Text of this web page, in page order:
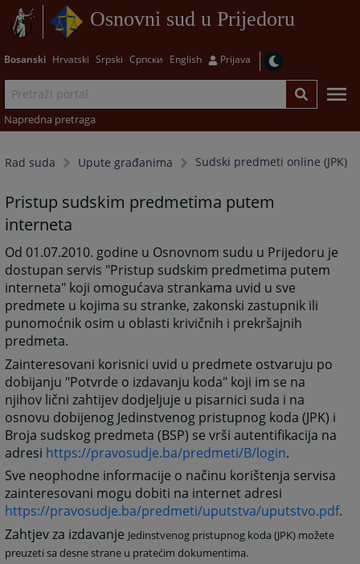
Osnovni sud u Prijedoru
Bosanski Hrvatski Srpski Српски English Prijava
Napredna pretraga
Rad suda Upute građanima Sudski predmeti online (JPK)
Pristup sudskim predmetima putem
interneta
Od 01.07.2010. godine u Osnovnom sudu u Prijedoru je
dostupan servis "Pristup sudskim predmetima putem
interneta" koji omogućava strankama uvid u sve
predmete u kojima su stranke, zakonski zastupnik ili
punomoćnik osim u oblasti krivičnih i prekršajnih
predmeta.
Zainteresovani korisnici uvid u predmete ostvaruju po
dobijanju "Potvrde o izdavanju koda" koji im se na
njihov lični zahtijev dodjeljuje u pisarnici suda i na
osnovu dobijenog Jedinstvenog pristupnog koda (JPK) i
Broja sudskog predmeta (BSP) se vrši autentifikacija na
adresi https://pravosudje.ba/predmeti/B/login.
Sve neophodne informacije o načinu korištenja servisa
zainteresovani mogu dobiti na internet adresi
https://pravosudje.ba/predmeti/uputstva/uputstvo.pdf.
Zahtjev za izdavanje Jedinstvenog pristupnog koda (JPK) možete
preuzeti sa desne strane u pratećim dokumentima.